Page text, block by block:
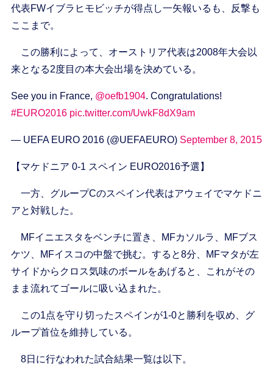
代表FWイブラヒモビッチが得点し一矢報いるも、反撃も
ここまで。
この勝利によって、オーストリア代表は2008年大会以
来となる2度目の本大会出場を決めている。
See you in France, @oefb1904. Congratulations!
#EURO2016 pic.twitter.com/UwkF8dX9am
— UEFA EURO 2016 (@UEFAEURO) September 8, 2015
【マケドニア 0-1 スペイン EURO2016予選】
一方、グループCのスペイン代表はアウェイでマケドニ
アと対戦した。
MFイニエスタをベンチに置き、MFカソルラ、MFブス
ケツ、MFイスコの中盤で挑む。すると8分、MFマタが左
サイドからクロス気味のボールをあげると、これがその
まま流れてゴールに吸い込まれた。
この1点を守り切ったスペインが1-0と勝利を収め、グ
ループ首位を維持している。
8日に行なわれた試合結果一覧は以下。